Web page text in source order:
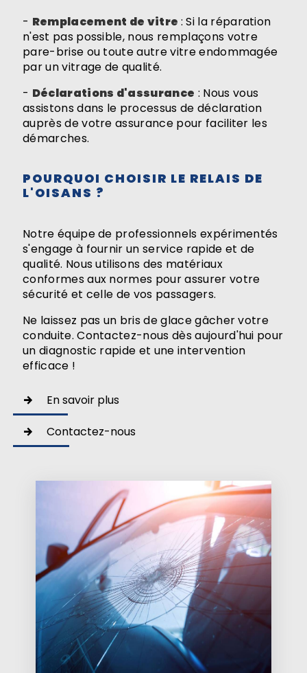
- Remplacement de vitre : Si la réparation
n'est pas possible, nous remplaçons votre
pare-brise ou toute autre vitre endommagée
par un vitrage de qualité.
- Déclarations d'assurance : Nous vous
assistons dans le processus de déclaration
auprès de votre assurance pour faciliter les
démarches.
POURQUOI CHOISIR LE RELAIS DE
L'OISANS ?
Notre équipe de professionnels expérimentés
s'engage à fournir un service rapide et de
qualité. Nous utilisons des matériaux
conformes aux normes pour assurer votre
sécurité et celle de vos passagers.
Ne laissez pas un bris de glace gâcher votre
conduite. Contactez-nous dès aujourd'hui pour
un diagnostic rapide et une intervention
efficace !
En savoir plus
Contactez-nous